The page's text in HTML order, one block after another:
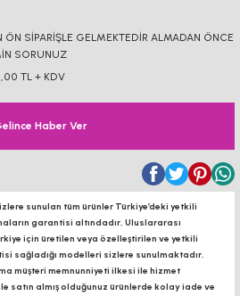
ÖN SİPARİŞLE GELMEKTEDİR ALMADAN ÖNCE
SORUNUZ
TL + KDV
Haber Ver
sunulan tüm ürünler Türkiye’deki yetkili
garantisi altındadır, Uluslararası
için üretilen veya özelleştirilen ve yetkili
sağladığı modelleri sizlere sunulmaktadır.
müşteri memnunniyeti ilkesi ile hizmet
satın almış olduğunuz ürünlerde kolay iade ve